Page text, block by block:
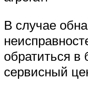
В случае
обратиться
сервисный